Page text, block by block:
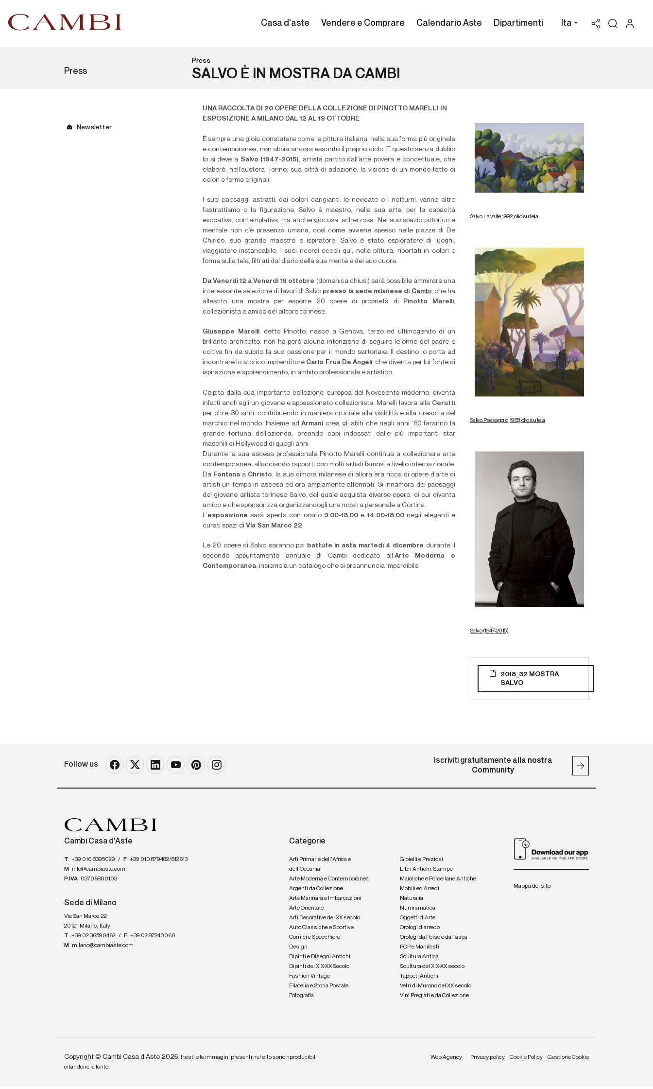
Casa d'aste Vendere e Comprare Calendario Aste Dipartimenti Ita
Press
Press
SALVO È IN MOSTRA DA CAMBI
Newsletter
Salvo. La valle, 1992, olio su tela
Salvo. Paesaggio, 1988, olio su tela
Salvo (1947-2015)
2018_32 MOSTRA
SALVO
UNA RACCOLTA DI 20 OPERE DELLA COLLEZIONE DI PINOTTO MARELLI IN
ESPOSIZIONE A MILANO DAL 12 AL 19 OTTOBRE
È sempre una gioia constatare come la pittura italiana, nella sua forma più originale
e contemporanea, non abbia ancora esaurito il proprio ciclo. E questo senza dubbio
lo si deve a Salvo (1947-2015), artista partito dall’arte povera e concettuale, che
elaborò, nell’austera Torino, sua città di adozione, la visione di un mondo fatto di
colori e forme originali.
I suoi paesaggi astratti, dai colori cangianti, le nevicate o i notturni, vanno oltre
l’astrattismo o la figurazione. Salvo è maestro, nella sua arte, per la capacità
evocativa, contemplativa, ma anche giocosa, scherzosa. Nel suo spazio pittorico e
mentale non c’è presenza umana, così come avviene spesso nelle piazze di De
Chirico, suo grande maestro e ispiratore. Salvo è stato esploratore di luoghi,
viaggiatore instancabile; i suoi ricordi eccoli qui, nella pittura, riportati in colori e
forme sulla tela, filtrati dal diario della sua mente e del suo cuore.
Da Venerdì 12 a Venerdì 19 ottobre (domenica chiusi) sarà possibile ammirare una
interessante selezione di lavori di Salvo presso la sede milanese di Cambi, che ha
allestito una mostra per esporre 20 opere di proprietà di
Pinotto Marelli,
collezionista e amico del pittore torinese.
Giuseppe Marelli, detto Pinotto, nasce a Genova, terzo ed ultimogenito di un
brillante architetto, non ha però alcuna intenzione di seguire le orme del padre e
coltiva fin da subito la sua passione per il mondo sartoriale. Il destino lo porta ad
incontrare lo storico imprenditore Carlo Frua De Angeli, che diventa per lui fonte di
ispirazione e apprendimento, in ambito professionale e artistico.
Colpito dalla sua importante collezione europea del Novecento moderno, diventa
infatti anch’egli un giovane e appassionato collezionista. Marelli lavora alla Cerutti
per oltre 30 anni, contribuendo in maniera cruciale alla visibilità e alla crescita del
marchio nel mondo. Insieme adArmani crea gli abiti che negli anni ‘80 faranno la
grande fortuna dell’azienda, creando capi indossati dalle più importanti star
maschili di Hollywood di quegli anni.
Durante la sua ascesa professionale Pinotto Marelli continua a collezionare arte
contemporanea, allacciando rapporti con molti artisti famosi a livello internazionale.
Da Fontana a Christo, la sua dimora milanese di allora era ricca di opere d’arte di
artisti un tempo in ascesa ed ora ampiamente affermati. Si innamora dei paesaggi
del giovane artista torinese Salvo, del quale acquista diverse opere, di cui diventa
amico e che sponsorizza organizzandogli una mostra personale a Cortina.
L’esposizione sarà aperta con orario 9.00-13.00 e 14.00-18.00negli eleganti e
curati spazi di Via San Marco 22.
Le 20 opere di Salvo saranno poi battute in asta martedì 4 dicembre durante il
secondo appuntamento annuale di Cambi dedicato all’Arte Moderna e
Contemporanea, insieme a un catalogo che si preannuncia imperdibile.
Follow us Iscriviti gratuitamente alla nostra
Community
Cambi Casa d'Aste
T +39 010 8395029 / F +39 010 879482/812613
M
info@cambiaste.com
P.IVA 03706800103
Sede di Milano
Via San Marco, 22
20121 Milano, Italy
T +39 02 36590462 / F +39 02 87240060
M
milano@cambiaste.com
Categorie
Arti Primarie dell'Africa e
dell'Oceania
Arte Moderna e Contemporanea
Argenti da Collezione
Arte Marinara e Imbarcazioni
Arte Orientale
Arti Decorative del XX secolo
Auto Classiche e Sportive
Cornici e Specchiere
Design
Dipinti e Disegni Antichi
Dipinti del XIX-XX Secolo
Fashion Vintage
Filatelia e Storia Postale
Fotografia
Gioielli e Preziosi
Libri Antichi, Stampe
Maioliche e Porcellane Antiche
Mobili ed Arredi
Naturalia
Numismatica
Oggetti d'Arte
Orologi d'arredo
Orologi da Polso e da Tasca
POP e Manifesti
Scultura Antica
Scultura del XIX-XX secolo
Tappeti Antichi
Vetri di Murano del XX secolo
Vini Pregiati e da Collezione
Mappa del sito
Copyright © Cambi Casa d'Aste 2026.
I testi e le immagini presenti nel sito sono riproducibili
citandone la fonte.
Web Agency Privacy policy Cookie Policy Gestione Cookie